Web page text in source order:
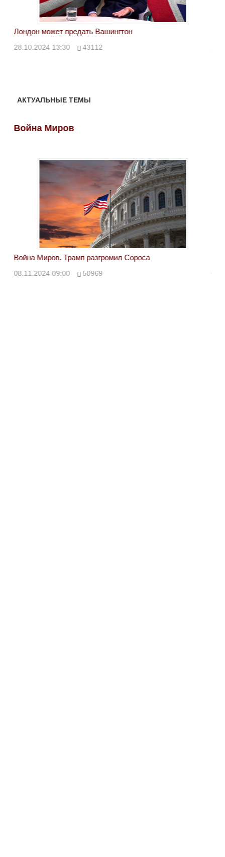
Лондон может предать Вашингтон
28.10.2024 13:30 43112
АКТУАЛЬНЫЕ ТЕМЫ
Война Миров
Война Миров. Трамп разгромил Сороса
08.11.2024 09:00 50969